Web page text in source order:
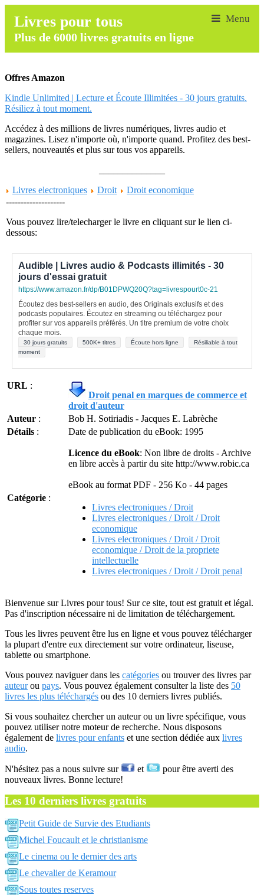
Livres pour tous
Plus de 6000 livres gratuits en ligne
Offres Amazon
Kindle Unlimited | Lecture et Écoute Illimitées - 30 jours gratuits.
Résiliez à tout moment.
Accédez à des millions de livres numériques, livres audio et
magazines. Lisez n'importe où, n'importe quand. Profitez des best-
sellers, nouveautés et plus sur tous vos appareils.
Livres electroniques
Droit
Droit economique
--------------------
Vous pouvez lire/telecharger le livre en cliquant sur le lien ci-
dessous:
Audible | Livres audio & Podcasts illimités - 30
jours d'essai gratuit
https://www.amazon.fr/dp/B01DPWQ20Q?tag=livrespourt0c-21
Écoutez des best-sellers en audio, des Originals exclusifs et des
podcasts populaires. Écoutez en streaming ou téléchargez pour
profiter sur vos appareils préférés. Un titre premium de votre choix
chaque mois.
30 jours gratuits 500K+ titres Écoute hors ligne
Résiliable à tout
moment
URL :
Droit penal en marques de commerce et
droit d'auteur
Auteur :
Bob H. Sotiriadis - Jacques E. Labrèche
Détails : Date de publication du eBook: 1995
Licence du eBook: Non libre de droits - Archive
en libre accès à partir du site http://www.robic.ca
eBook au format PDF - 256 Ko - 44 pages
Catégorie :
Livres electroniques / Droit
Livres electroniques / Droit / Droit
economique
Livres electroniques / Droit / Droit
economique / Droit de la propriete
intellectuelle
Livres electroniques / Droit / Droit penal
Bienvenue sur Livres pour tous! Sur ce site, tout est gratuit et légal.
Pas d'inscription nécessaire ni de limitation de téléchargement.
Tous les livres peuvent être lus en ligne et vous pouvez télécharger
la plupart d'entre eux directement sur votre ordinateur, liseuse,
tablette ou smartphone.
Vous pouvez naviguer dans les catégories ou trouver des livres par
auteurou pays. Vous pouvez également consulter la liste des 50
livres les plus téléchargés ou des 10 derniers livres publiés.
Si vous souhaitez chercher un auteur ou un livre spécifique, vous
pouvez utiliser notre moteur de recherche. Nous disposons
également de livres pour enfants et une section dédiée aux livres
audio.
N'hésitez pas a nous suivre sur et
pour être averti des
nouveaux livres. Bonne lecture!
Les 10 derniers livres gratuits
Petit Guide de Survie des Etudiants
Michel Foucault et le christianisme
Le cinema ou le dernier des arts
Le chevalier de Keramour
Sous toutes reserves